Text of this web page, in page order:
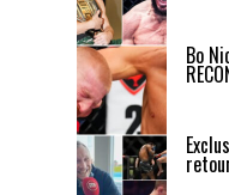
Bo